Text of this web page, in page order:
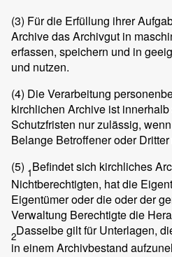
(3) Für die Erfüllung ihrer
Archive das Archivgut in
erfassen, speichern und in
und nutzen.
(4) Die Verarbeitung
kirchlichen Archive ist
Schutzfristen nur zulässig,
Belange Betroffener oder
(5) 1Befindet sich kirchliches
Nichtberechtigten, hat die
Eigentümer oder die oder der
Verwaltung Berechtigte die
2Dasselbe gilt für Unterlagen,
in einem Archivbestand